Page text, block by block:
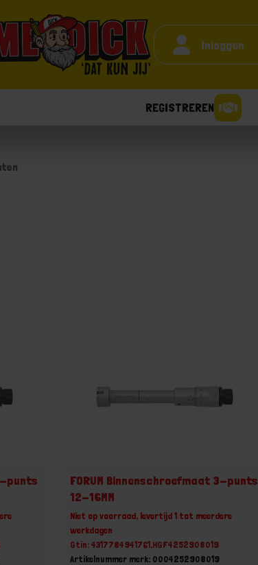
Inloggen
REGISTREREN
punts
FORUM Binnenschroefmaat 3-punts
12-16MM
Niet op voorraad, levertijd 1 tot meerdere
werkdagen
Gtin: 4317784941761,HGF4252908019
Artikelnummer merk: 0004252908019